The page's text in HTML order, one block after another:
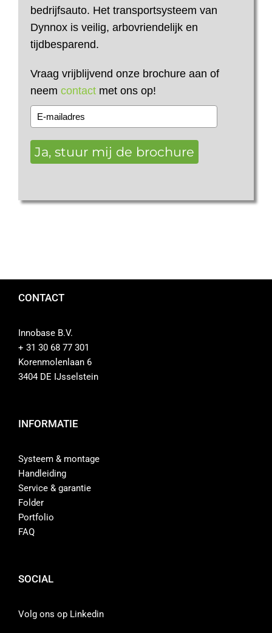
bedrijfsauto. Het transportsysteem van
Dynnox is veilig, arbovriendelijk en
tijdbesparend.
Vraag vrijblijvend onze brochure aan of
neem contactmet ons op!
Ja, stuur mij de brochure
CONTACT
Innobase B.V.
+ 31 30 68 77 301
Korenmolenlaan 6
3404 DE IJsselstein
INFORMATIE
Systeem & montage
Handleiding
Service & garantie
Folder
Portfolio
FAQ
SOCIAL
Volg ons op Linkedin